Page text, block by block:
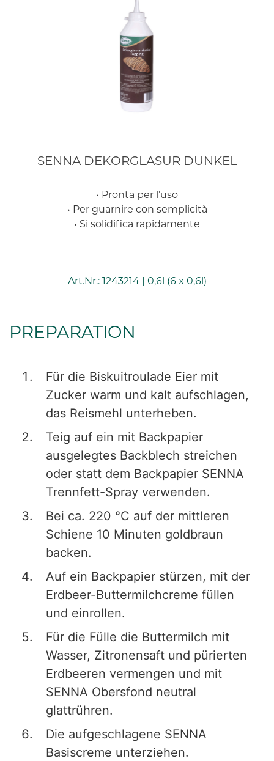
SENNA DEKORGLASUR DUNKEL
• Pronta per l’uso
• Per guarnire con semplicità
• Si solidifica rapidamente
Art.Nr.: 1243214 | 0,6l (6 x 0,6l)
PREPARATION
Für die Biskuitroulade Eier mit
Zucker warm und kalt aufschlagen,
das Reismehl unterheben.
Teig auf ein mit Backpapier
ausgelegtes Backblech streichen
oder statt dem Backpapier SENNA
Trennfett-Spray verwenden.
Bei ca. 220 °C auf der mittleren
Schiene 10 Minuten goldbraun
backen.
Auf ein Backpapier stürzen, mit der
Erdbeer-Buttermilchcreme füllen
und einrollen.
Für die Fülle die Buttermilch mit
Wasser, Zitronensaft und pürierten
Erdbeeren vermengen und mit
SENNA Obersfond neutral
glattrühren.
Die aufgeschlagene SENNA
Basiscreme unterziehen.